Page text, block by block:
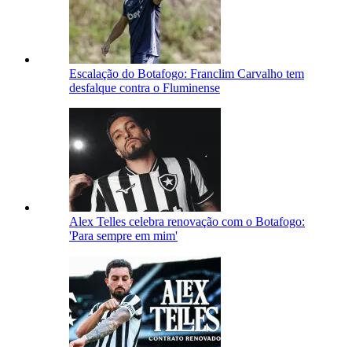
Escalação do Botafogo: Franclim Carvalho tem
desfalque contra o Fluminense
Alex Telles celebra renovação com o Botafogo:
'Para sempre em mim'